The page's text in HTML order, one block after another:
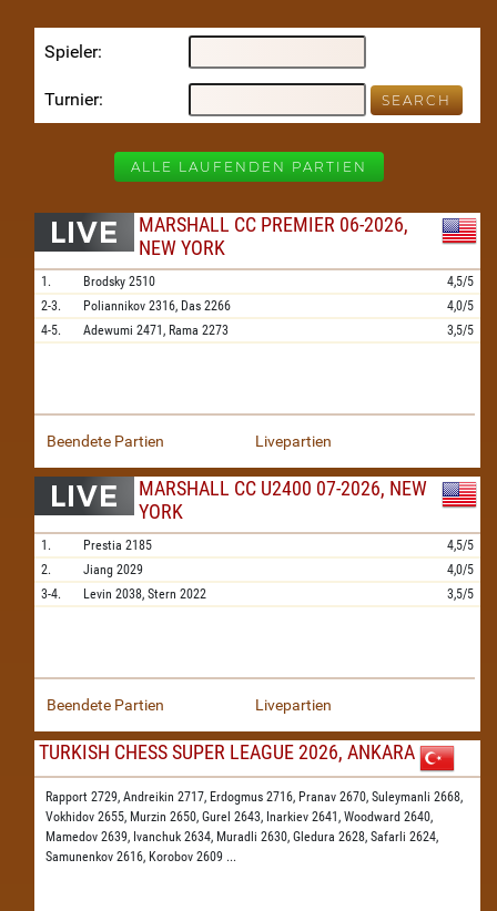
Spieler
Turnier
ALLE LAUFENDEN PARTIEN
MARSHALL CC PREMIER 06-2026,
NEW YORK
1. Brodsky 2510
4,5/5
2-3.
Poliannikov 2316, Das 2266
4,0/5
4-5.
Adewumi 2471, Rama 2273 3,5/5
Beendete Partien Livepartien
MARSHALL CC U2400 07-2026, NEW
YORK
1. Prestia 2185
4,5/5
2.
Jiang 2029
4,0/5
3-4.
Levin 2038, Stern 2022 3,5/5
Beendete Partien Livepartien
TURKISH CHESS SUPER LEAGUE 2026, ANKARA
Rapport 2729, Andreikin 2717, Erdogmus 2716, Pranav 2670, Suleymanli 2668,
Vokhidov 2655, Murzin 2650, Gurel 2643, Inarkiev 2641, Woodward 2640,
Mamedov 2639, Ivanchuk 2634, Muradli 2630, Gledura 2628, Safarli 2624,
Samunenkov 2616, Korobov 2609 ...